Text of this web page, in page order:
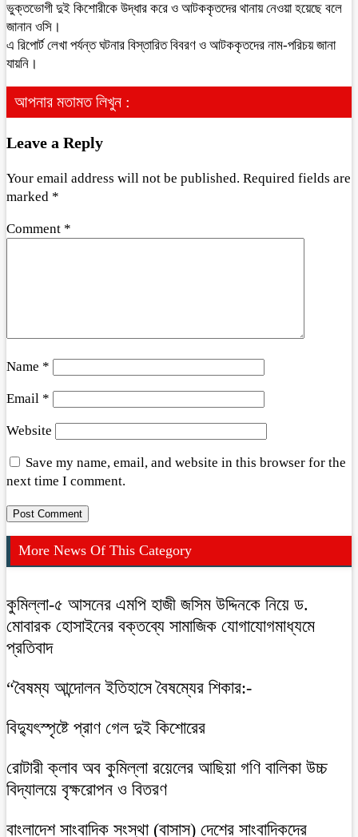
ভুক্তভোগী দুই কিশোরীকে উদ্ধার করে ও আটককৃতদের থানায় নেওয়া হয়েছে বলে
জানান ওসি।
এ রিপোর্ট লেখা পর্যন্ত ঘটনার বিস্তারিত বিবরণ ও আটককৃতদের নাম-পরিচয় জানা
যায়নি।
আপনার মতামত লিখুন :
Leave a Reply
Your email address will not be published. Required fields are
marked *
Comment *
Name *
Email *
Website
Save my name, email, and website in this browser for the
next time I comment.
More News Of This Category
কুমিল্লা-৫ আসনের এমপি হাজী জসিম উদ্দিনকে নিয়ে ড.
মোবারক হোসাইনের বক্তব্যে সামাজিক যোগাযোগমাধ্যমে
প্রতিবাদ
“বৈষম্য আন্দোলন ইতিহাসে বৈষম্যের শিকার:-
বিদ্যুৎস্পৃষ্টে প্রাণ গেল দুই কিশোরের
রোটারী ক্লাব অব কুমিল্লা রয়েলের আছিয়া গণি বালিকা উচ্চ
বিদ্যালয়ে বৃক্ষরোপন ও বিতরণ
বাংলাদেশ সাংবাদিক সংস্থা (বাসাস) দেশের সাংবাদিকদের